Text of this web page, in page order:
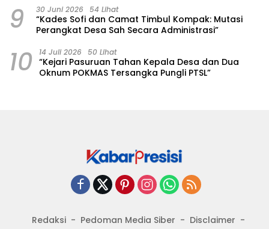
9 30 Juni 2026 54 Lihat
“Kades Sofi dan Camat Timbul Kompak: Mutasi
Perangkat Desa Sah Secara Administrasi”
10 14 Juli 2026 50 Lihat
“Kejari Pasuruan Tahan Kepala Desa dan Dua
Oknum POKMAS Tersangka Pungli PTSL”
Redaksi Pedoman Media Siber
Disclaimer